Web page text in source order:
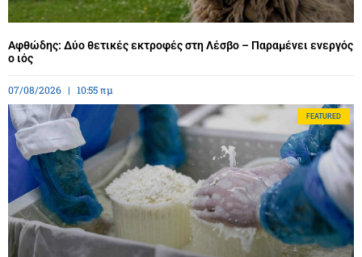
Αφθώδης: Δύο θετικές εκτροφές στη Λέσβο – Παραμένει ενεργός
ο ιός
07/08/2026 10:55 πμ
FEATURED